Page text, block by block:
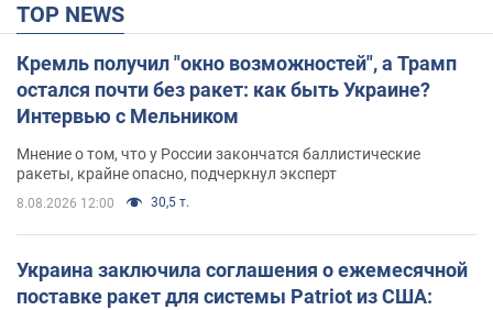
TOP NEWS
Кремль получил "окно возможностей", а Трамп
остался почти без ракет: как быть Украине?
Интервью с Мельником
Мнение о том, что у России закончатся баллистические
ракеты, крайне опасно, подчеркнул эксперт
8.08.2026 12:00 30,5 т.
Украина заключила соглашения о ежемесячной
поставке ракет для системы Patriot из США: